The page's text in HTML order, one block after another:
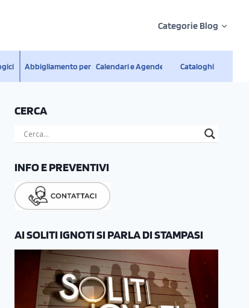
Categorie Blog
Abbigliamento personalizzato
Calendari e Agende Cataloghi
CERCA
INFO E PREVENTIVI
AI SOLITI IGNOTI SI PARLA DI STAMPASI